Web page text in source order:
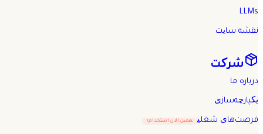
LLMs
نقشه سایت
شرکت
درباره ما
یکپارچه‌سازی
فرصت‌های شغلی همین الان استخدام!